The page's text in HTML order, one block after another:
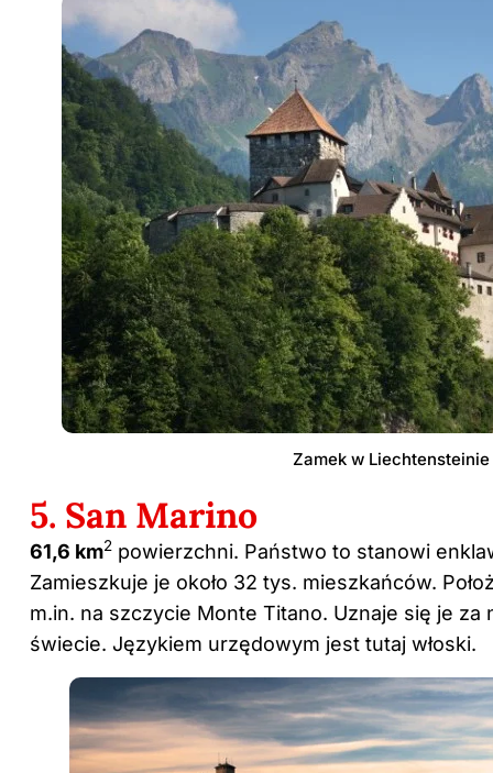
Zamek w Liechtensteinie
5. San Marino
61,6 km2 powierzchni. Państwo to stanowi
Zamieszkuje je około 32 tys. mieszkańców.
m.in. na szczycie Monte Titano. Uznaje się je za
świecie. Językiem urzędowym jest tutaj włoski.